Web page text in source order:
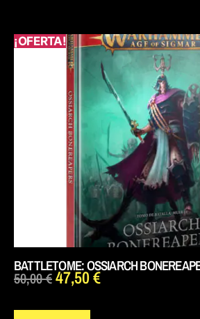
¡OFERTA!
BATTLETOME: OSSIARCH
50,00€47,50€